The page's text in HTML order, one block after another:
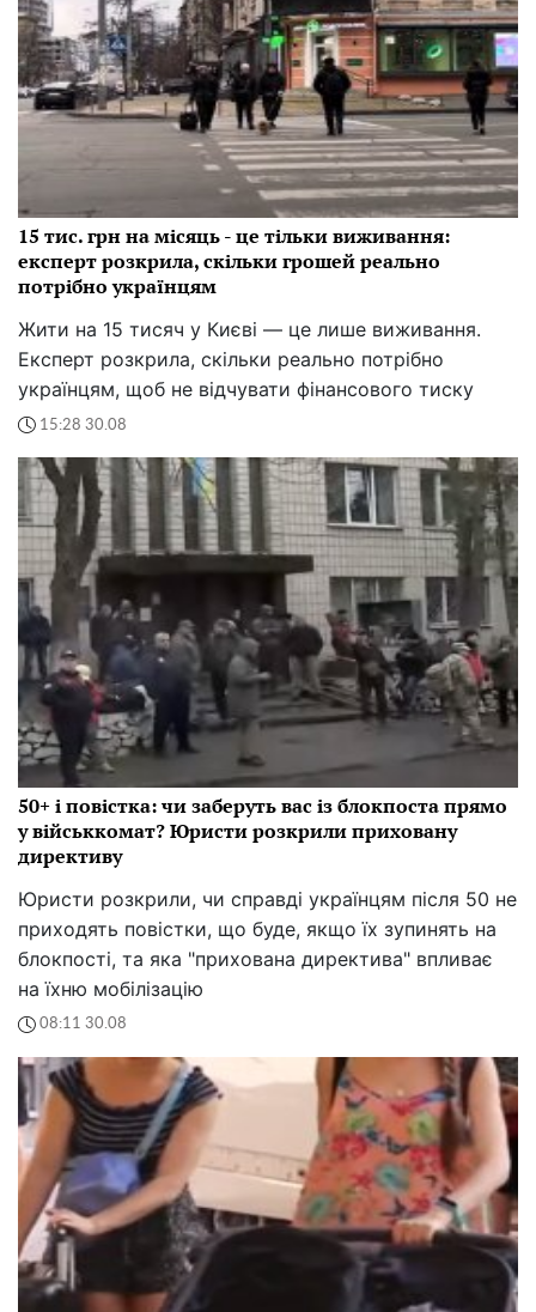
15 тис. грн на місяць - це тільки виживання:
експерт розкрила, скільки грошей реально
потрібно українцям
Жити на 15 тисяч у Києві — це лише виживання.
Експерт розкрила, скільки реально потрібно
українцям, щоб не відчувати фінансового тиску
15:28 30.08
50+ і повістка: чи заберуть вас із блокпоста прямо
у військкомат? Юристи розкрили приховану
директиву
Юристи розкрили, чи справді українцям після 50 не
приходять повістки, що буде, якщо їх зупинять на
блокпості, та яка "прихована директива" впливає
на їхню мобілізацію
08:11 30.08